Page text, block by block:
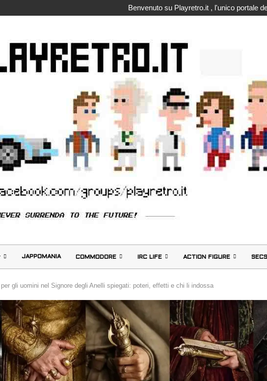
Benvenuto su Playretro.it , l'unico portale
JAPPOMANIA COMMODORE IRC LIFE ACTION FIGURE
per gli uomini nel Signore degli Anelli spiegati: poteri, effetti e chi li indossa